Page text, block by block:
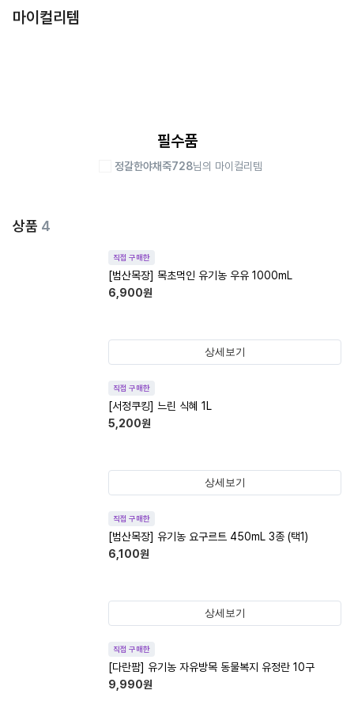
마이컬리템
필수품
정갈한야채죽728님의 마이컬리템
상품 4
직접 구매한
[범산목장] 목초먹인 유기농 우유 1000mL
6,900원
상세보기
직접 구매한
[서정쿠킹] 느린 식혜 1L
5,200원
상세보기
직접 구매한
[범산목장] 유기농 요구르트 450mL 3종 (택1)
6,100원
상세보기
직접 구매한
[다란팜] 유기농 자유방목 동물복지 유정란 10구
9,990원